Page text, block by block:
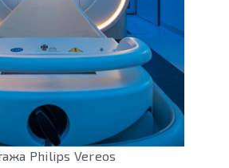
Philips Vereos